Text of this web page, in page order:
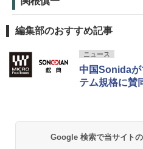
編集部のおすすめ記事
ニュース
中国Sonidaが
テム規格に賛
Google 検索で当サイト